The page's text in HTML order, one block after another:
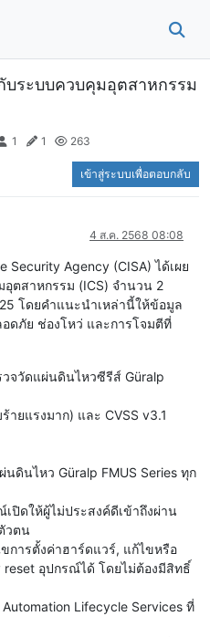
บระบบควบคุมอุตสาหกรรม
1 1 263
เข้าสู่ระบบเพื่อตอบกลับ
4 ส.ค. 2568 08:08
Agency (CISA) ได้เผย
ตสาหกรรม (ICS) จำนวน 2
โดยคำแนะนำเหล่านี้ให้ข้อมูล
ดภัย ช่องโหว่ และการโจมตีที่
จวัดแผ่นดินไหวซีรีส์ Güralp
ยแรงมาก) และ CVSS v3.1
นไหว Güralp FMUS Series ทุก
ปิดให้ผู้ไม่ประสงค์ดีเข้าถึงผ่าน
วตน
การตั้งค่าฮาร์ดแวร์, แก้ไขหรือ
อุปกรณ์ได้ โดยไม่ต้องมีสิทธิ์
Lifecycle Services ที่